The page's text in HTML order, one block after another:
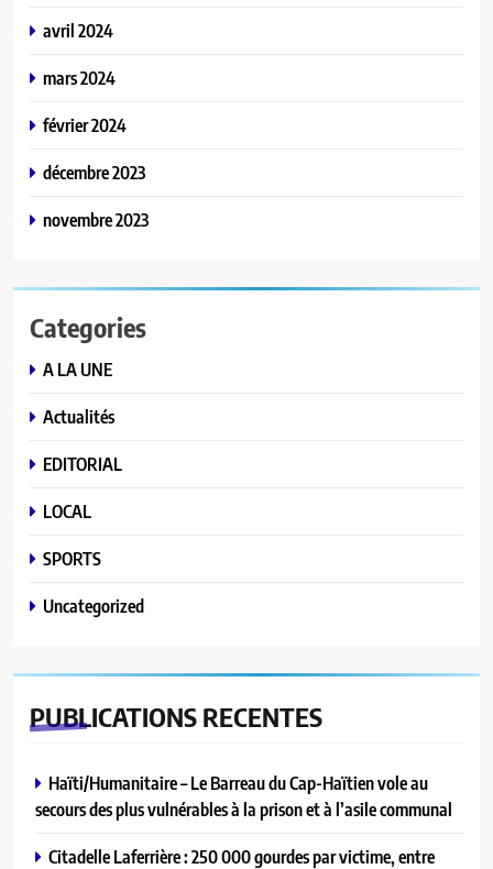
avril 2024
mars 2024
février 2024
décembre 2023
novembre 2023
Categories
A LA UNE
Actualités
EDITORIAL
LOCAL
SPORTS
Uncategorized
PUBLICATIONS RECENTES
Haïti/Humanitaire – Le Barreau du Cap-Haïtien vole au
secours des plus vulnérables à la prison et à l’asile communal
Citadelle Laferrière : 250 000 gourdes par victime, entre